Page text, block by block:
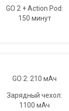
GO 2 + Action Pod:
150 минут
GO 2: 210 мАч
Зарядный чехол:
1100 мАч